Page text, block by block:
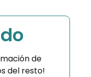
de
del resto!